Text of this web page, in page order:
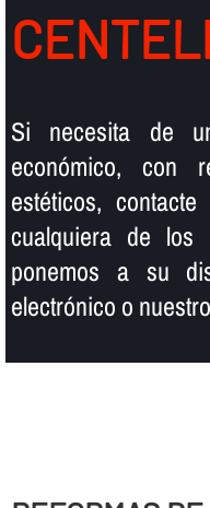
Si necesita de
económico, con
estéticos,
cualquiera de los
ponemos a su
electrónico o